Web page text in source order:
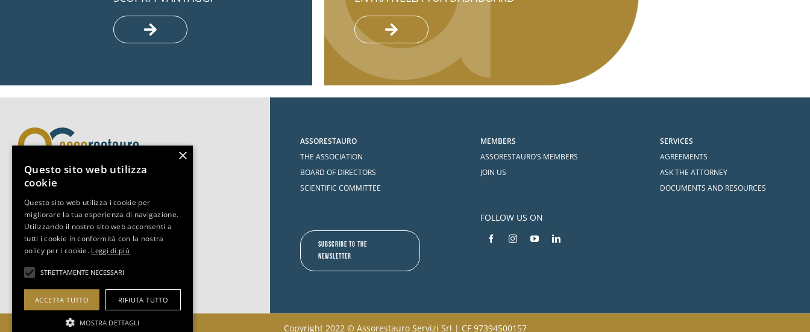
Assorestauro Servizi Srl
Via Boccaccio 14, 20123, Milano
Tel +39 02-3493.0653
segreteria@assorestauro.org
C.F. 97394500157
ASSORESTAURO
THE ASSOCIATION
BOARD OF DIRECTORS
SCIENTIFIC COMMITTEE
SUBSCRIBE TO THE
NEWSLETTER
MEMBERS
ASSORESTAURO’S MEMBERS
JOIN US
FOLLOW US ON
SERVICES
AGREEMENTS
ASK THE ATTORNEY
DOCUMENTS AND RESOURCES
Copyright 2022 © Assorestauro Servizi Srl | CF 97394500157
×
Questo sito web utilizza
cookie
Questo sito web utilizza i cookie per
migliorare la tua esperienza di navigazione.
Utilizzando il nostro sito web acconsenti a
tutti i cookie in conformità con la nostra
policy per i cookie. Leggi di più
STRETTAMENTE NECESSARI
ACCETTA TUTTO RIFIUTA TUTTO
MOSTRA DETTAGLI